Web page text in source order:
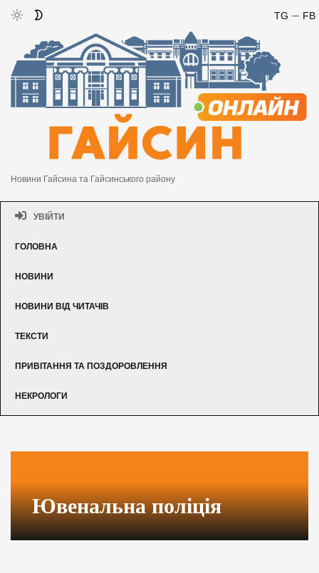
FB
TG
Новини Гайсина та Гайсинського району
УВІЙТИ
ГОЛОВНА
НОВИНИ
НОВИНИ ВІД ЧИТАЧІВ
ТЕКСТИ
ПРИВІТАННЯ ТА ПОЗДОРОВЛЕННЯ
НЕКРОЛОГИ
Ювенальна поліція